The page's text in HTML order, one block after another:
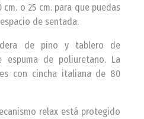
o 25 cm. para que puedas
de sentada.
de pino y tablero de
espuma de poliuretano. La
con cincha italiana de 80
relax está protegido